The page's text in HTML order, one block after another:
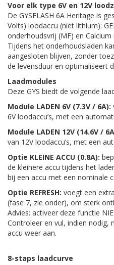
Voor elk type 6V en 12V
De GYSFLASH 6A Heritage is
Volts) loodaccu (niet lithium):
onderhoudsvrij (MF) en
Tijdens het onderhoudsladen
aangesloten blijven, zonder
de levensduur en optimaliseert
Laadmodules
Deze GYS biedt de volgende
Module LADEN 6V (7.3V / 6A):
6V loodaccu’s, met een
Module LADEN 12V (14.6V /
van 12V loodaccu’s, met een
Optie KLEINE ACCU (0.8A):
de kleinere accu tijdens het
bij een accu met een nominale
Optie REFRESH: voegt een
(fase 7, zie onder), om sterk
Advies: activeer deze functie
Controleer en vul, indien nodig,
accu weer aan.
8-staps laadcurve